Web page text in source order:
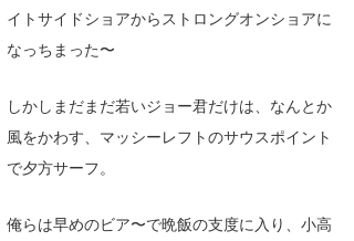
イトサイドショアからストロングオンショアに
なっちまった〜
しかしまだまだ若いジョー君だけは、なんとか
風をかわす、マッシーレフトのサウスポイント
で夕方サーフ。
俺らは早めのビア〜で晩飯の支度に入り、小高